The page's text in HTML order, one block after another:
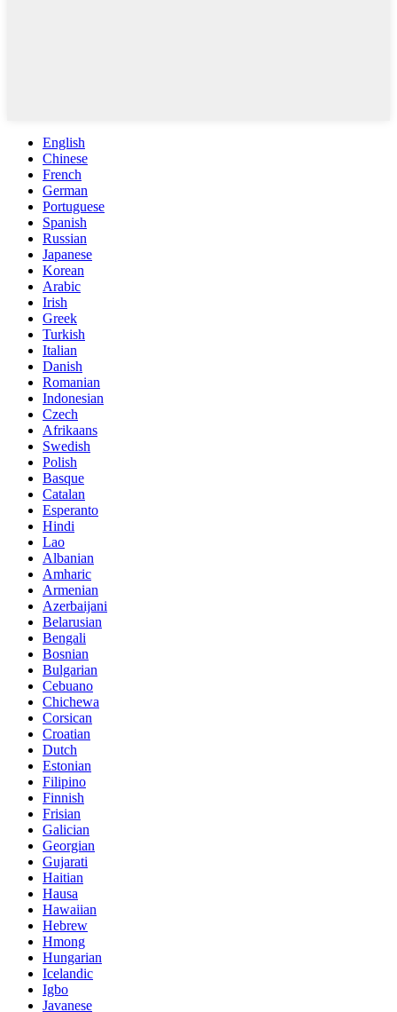
English
Chinese
French
German
Portuguese
Spanish
Russian
Japanese
Korean
Arabic
Irish
Greek
Turkish
Italian
Danish
Romanian
Indonesian
Czech
Afrikaans
Swedish
Polish
Basque
Catalan
Esperanto
Hindi
Lao
Albanian
Amharic
Armenian
Azerbaijani
Belarusian
Bengali
Bosnian
Bulgarian
Cebuano
Chichewa
Corsican
Croatian
Dutch
Estonian
Filipino
Finnish
Frisian
Galician
Georgian
Gujarati
Haitian
Hausa
Hawaiian
Hebrew
Hmong
Hungarian
Icelandic
Igbo
Javanese